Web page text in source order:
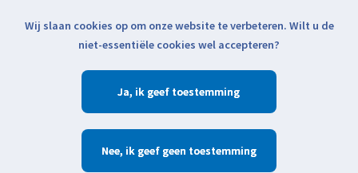
Klik voor actuele verzendinformatie...
Verlanglijst
Zoeken
Wij slaan cookies op om onze website te verbeteren. Wilt u de
niet-essentiële cookies wel accepteren?
Ja
Nee